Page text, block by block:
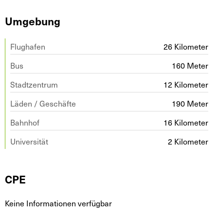
Umgebung
Flughafen
26 Kilometer
Bus
160 Meter
Stadtzentrum
12 Kilometer
Läden / Geschäfte
190 Meter
Bahnhof
16 Kilometer
Universität
2 Kilometer
CPE
Keine Informationen verfügbar